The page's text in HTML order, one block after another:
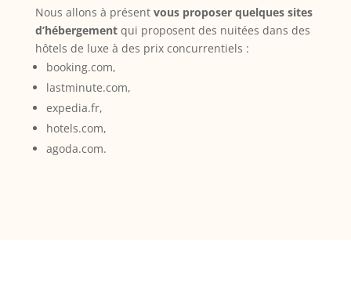
Nous allons à présent vous proposer quelques sites
d’hébergementqui proposent des nuitées dans des
hôtels de luxe à des prix concurrentiels :
booking.com,
lastminute.com,
expedia.fr,
hotels.com,
agoda.com.